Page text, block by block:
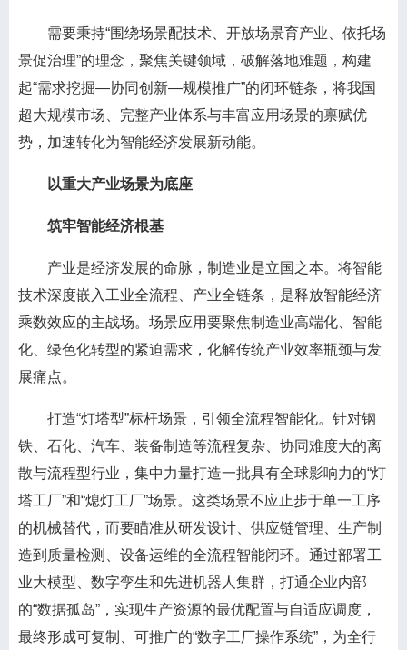
需要秉持“围绕场景配技术、开放场景育产业、依托场
景促治理”的理念，聚焦关键领域，破解落地难题，构建
起“需求挖掘—协同创新—规模推广”的闭环链条，将我国
超大规模市场、完整产业体系与丰富应用场景的禀赋优
势，加速转化为智能经济发展新动能。
以重大产业场景为底座
筑牢智能经济根基
产业是经济发展的命脉，制造业是立国之本。将智能
技术深度嵌入工业全流程、产业全链条，是释放智能经济
乘数效应的主战场。场景应用要聚焦制造业高端化、智能
化、绿色化转型的紧迫需求，化解传统产业效率瓶颈与发
展痛点。
打造“灯塔型”标杆场景，引领全流程智能化。针对钢
铁、石化、汽车、装备制造等流程复杂、协同难度大的离
散与流程型行业，集中力量打造一批具有全球影响力的“灯
塔工厂”和“熄灯工厂”场景。这类场景不应止步于单一工序
的机械替代，而要瞄准从研发设计、供应链管理、生产制
造到质量检测、设备运维的全流程智能闭环。通过部署工
业大模型、数字孪生和先进机器人集群，打通企业内部
的“数据孤岛”，实现生产资源的最优配置与自适应调度，
最终形成可复制、可推广的“数字工厂操作系统”，为全行